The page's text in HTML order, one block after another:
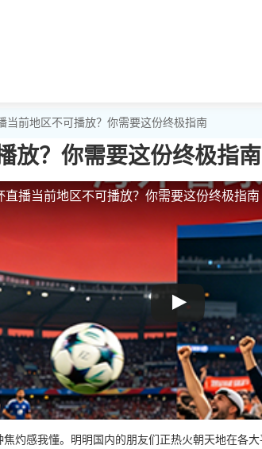
当前地区不可播放？你需要这份终极指南
放？你需要这份终极指南
直播当前地区不可播放？你需要这份终极指南
灼感我懂。明明国内的朋友们正热火朝天地在各